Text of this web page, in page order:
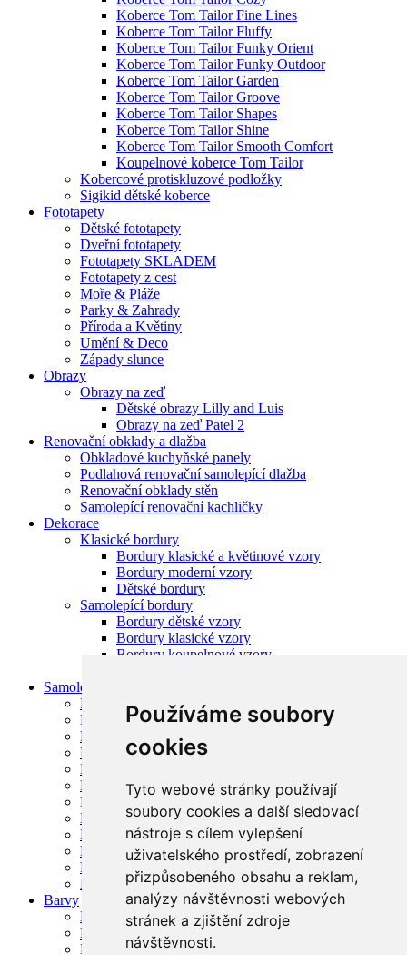
Používáme soubory
cookies
Tyto webové stránky používají
soubory cookies a další sledovací
nástroje s cílem vylepšení
uživatelského prostředí, zobrazení
přizpůsobeného obsahu a reklam,
analýzy návštěvnosti webových
stránek a zjištění zdroje
návštěvnosti.
Koberce Tom Tailor Fine Lines
Koberce Tom Tailor Fluffy
Koberce Tom Tailor Funky Orient
Koberce Tom Tailor Funky Outdoor
Koberce Tom Tailor Garden
Koberce Tom Tailor Groove
Koberce Tom Tailor Shapes
Koberce Tom Tailor Shine
Koberce Tom Tailor Smooth Comfort
Koupelnové koberce Tom Tailor
Kobercové protiskluzové podložky
Sigikid dětské koberce
Fototapety
Dětské fototapety
Dveřní fototapety
Fototapety SKLADEM
Fototapety z cest
Moře & Pláže
Parky & Zahrady
Příroda a Květiny
Umění & Deco
Západy slunce
Obrazy
Obrazy na zeď
Dětské obrazy Lilly and Luis
Obrazy na zeď Patel 2
Renovační obklady a dlažba
Obkladové kuchyňské panely
Podlahová renovační samolepící dlažba
Renovační obklady stěn
Samolepící renovační kachličky
Dekorace
Klasické bordury
Bordury klasické a květinové vzory
Bordury moderní vzory
Dětské bordury
Samolepící bordury
Bordury dětské vzory
Bordury klasické vzory
Bordury koupelnové vzory
Samolepící tapety
Fólie Design
Fólie Dřevo
Fólie Imitace obklady a dlažba
Fólie Metráž
Fólie Mramor
Fólie na Renovaci dveří
Fólie na sklo
Fólie Natur přírodní
Fólie protisluneční na okna a sklo
Fólie Renovace nábytku
Fólie SKLADEM
Fólie UNI
Barvy
Barvy do bytu
Barvy na malířské šablony
Barvy tónovací